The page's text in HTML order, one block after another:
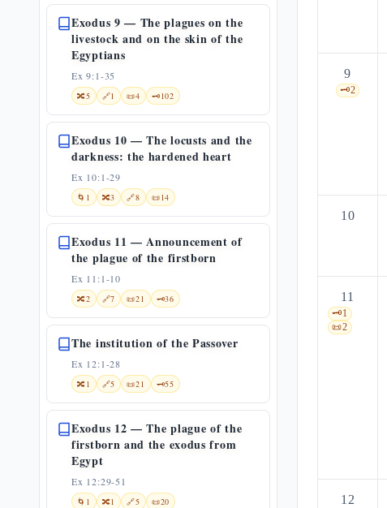
Exodus 9 — The plagues on the
livestock and on the skin of the
Egyptians
Ex 9:1-35
🔀5 🔗1 📜4 🗝️102
Exodus 10 — The locusts and the
darkness: the hardened heart
Ex 10:1-29
🌀 1 🔀3 🔗8 📜14
Exodus 11 — Announcement of
the plague of the firstborn
Ex 11:1-10
🔀2 🔗7 📜21 🗝️36
The institution of the Passover
Ex 12:1-28
🔀1 🔗5 📜21 🗝️55
Exodus 12 — The plague of the
firstborn and the exodus from
Egypt
Ex 12:29-51
🌀 1 🔀1 🔗5 📜20
9
🗝️2
10
11
🗝️1
📜2
12